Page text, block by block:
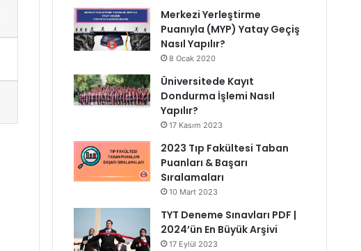
Merkezi Yerleştirme
Puanıyla (MYP) Yatay Geçiş
Nasıl Yapılır?
8 Ocak 2020
Üniversitede Kayıt
Dondurma İşlemi Nasıl
Yapılır?
17 Kasım 2023
2023 Tıp Fakültesi Taban
Puanları & Başarı
Sıralamaları
10 Mart 2023
TYT Deneme Sınavları PDF |
2024’ün En Büyük Arşivi
17 Eylül 2023